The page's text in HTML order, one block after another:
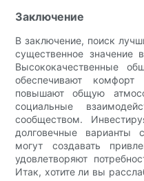
Заключение
В заключение, поиск
существенное значение
Высококачественные
обеспечивают
повышают общую
социальные
сообществом.
долговечные варианты
могут создавать
удовлетворяют
Итак, хотите ли вы